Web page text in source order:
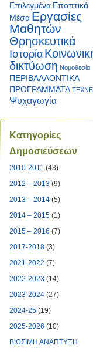
Επιλεγμένα Εποπτικά
Μέσα Εργασίες
Μαθητών
Θρησκευτικά
Ιστορία
δικτύωση Νομοθεσία
ΠΕΡΙΒΑΛΛΟΝΤΙΚΑ
ΠΡΟΓΡΑΜΜΑΤΑ
Ψυχαγωγία
Κατηγορίες
Δημοσιεύσεων
2010-2011 (43)
2012 – 2013 (9)
2013 – 2014 (5)
2014 – 2015 (1)
2015 – 2016 (7)
2017-2018 (3)
2021-2022 (7)
2022-2023 (14)
2023-2024 (27)
2024-25 (19)
2025-2026 (10)
ΒΙΩΣΙΜΗ ΑΝΑΠΤΥΞΗ